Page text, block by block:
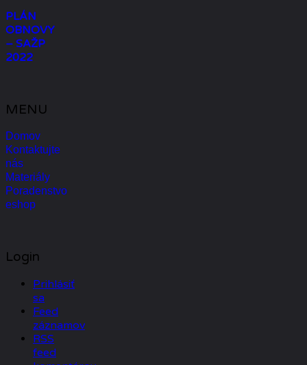
PLÁN
OBNOVY
– SAŽP
2022
MENU
Domov
Kontaktujte
nás
Materiály
Poradenstvo
eshop
Login
Prihlásiť
sa
Feed
záznamov
RSS
feed